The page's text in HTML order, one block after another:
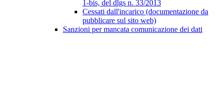
1-bis, del dlgs n. 33/2013
Cessati dall'incarico (documentazione da
pubblicare sul sito web)
Sanzioni per mancata comunicazione dei dati